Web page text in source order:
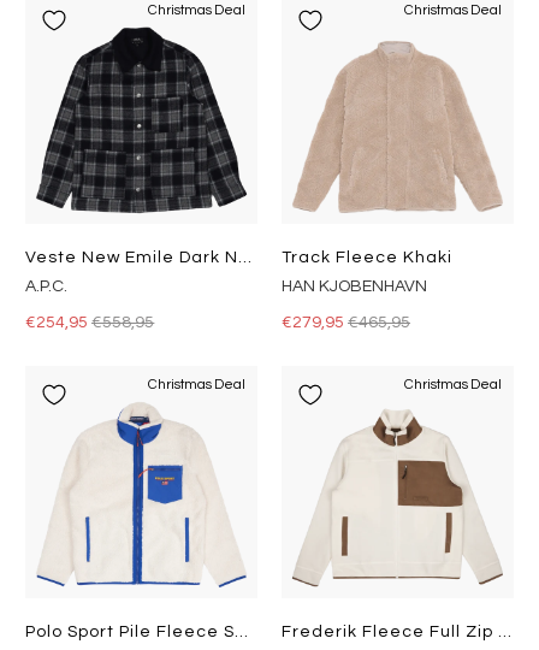
Christmas Deal
A.P.C.
€254,95€558,95
Christmas Deal
Track Fleece Khaki
HAN KJOBENHAVN
€279,95 €465,95
Christmas Deal Christmas Deal